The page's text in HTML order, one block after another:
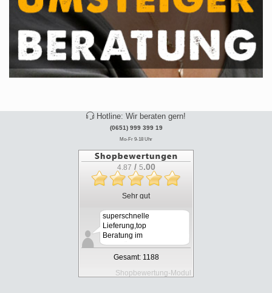
Hotline: Wir beraten gern!
(0651) 999 399 19
Mo-Fr 9-18 Uhr
4.87 / 5.00
Sehr gut
superschnelle
Lieferung,top
Beratung im
Geschäf...
Gesamt: 1188
Shopbewertung-Modul